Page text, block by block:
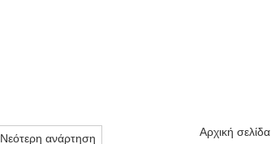
Νεότερη ανάρτηση Αρχική σελίδα